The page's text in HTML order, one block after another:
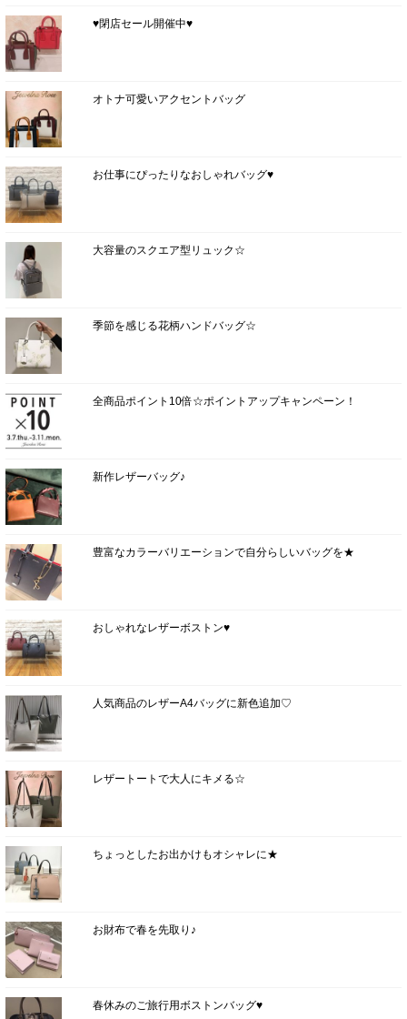
♥閉店セール開催中♥
オトナ可愛いアクセントバッグ
お仕事にぴったりなおしゃれバッグ♥
大容量のスクエア型リュック☆
季節を感じる花柄ハンドバッグ☆
全商品ポイント10倍☆ポイントアップキャンペーン！
新作レザーバッグ♪
豊富なカラーバリエーションで自分らしいバッグを★
おしゃれなレザーボストン♥
人気商品のレザーA4バッグに新色追加♡
レザートートで大人にキメる☆
ちょっとしたお出かけもオシャレに★
お財布で春を先取り♪
春休みのご旅行用ボストンバッグ♥